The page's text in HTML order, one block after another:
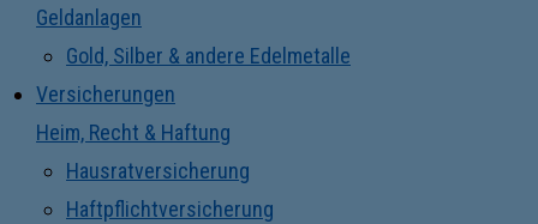
Geldanlagen
Gold, Silber & andere Edelmetalle
Versicherungen
Heim, Recht & Haftung
Hausratversicherung
Haftpflichtversicherung